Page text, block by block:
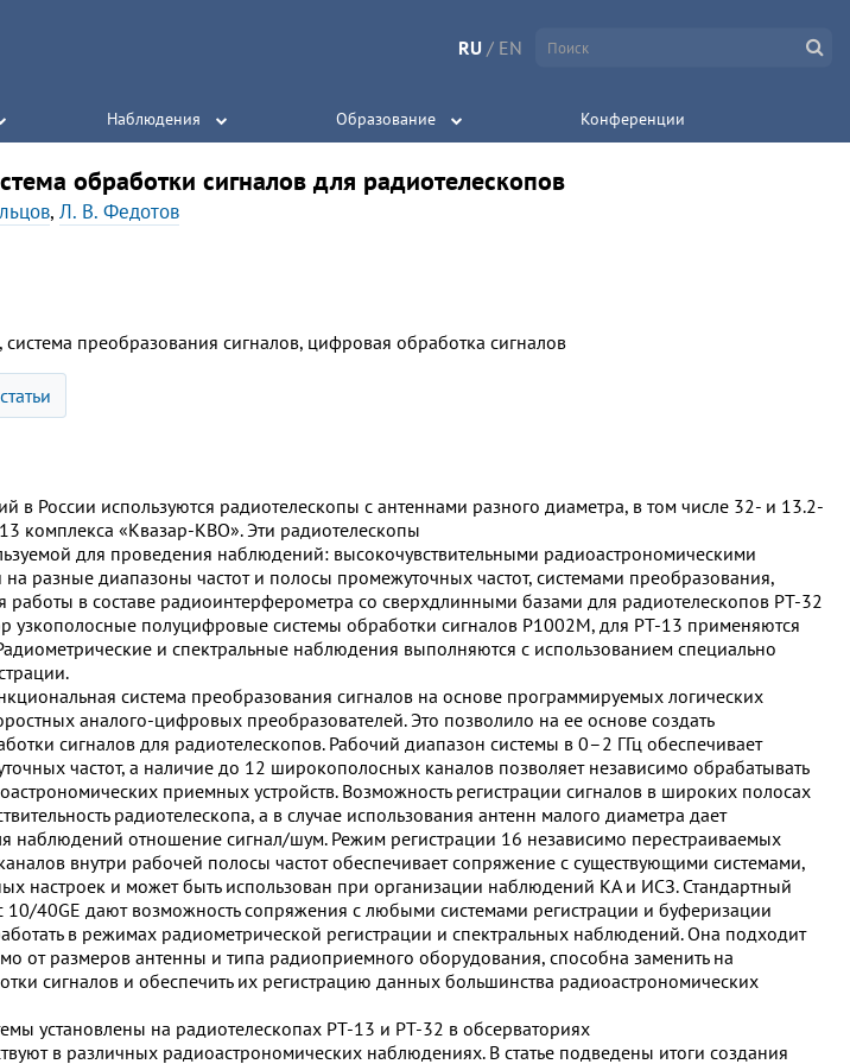
RU / EN
Наблюдения Образование Конференции
обработки сигналов для радиотелескопов
, Л. В. Федотов
преобразования сигналов, цифровая обработка сигналов
в России используются радиотелескопы с антеннами разного диаметра, в том числе 32- и 13.2-
комплекса «Квазар-КВО». Эти радиотелескопы
для проведения наблюдений: высокочувствительными радиоастрономическими
разные диапазоны частот и полосы промежуточных частот, системами преобразования,
работы в составе радиоинтерферометра со сверхдлинными базами для радиотелескопов РТ-32
узкополосные полуцифровые системы обработки сигналов Р1002М, для РТ-13 применяются
и спектральные наблюдения выполняются с использованием специально
система преобразования сигналов на основе программируемых логических
аналого-цифровых преобразователей. Это позволило на ее основе создать
сигналов для радиотелескопов. Рабочий диапазон системы в 0–2 ГГц обеспечивает
частот, а наличие до 12 широкополосных каналов позволяет независимо обрабатывать
приемных устройств. Возможность регистрации сигналов в широких полосах
радиотелескопа, а в случае использования антенн малого диаметра дает
наблюдений отношение сигнал/шум. Режим регистрации 16 независимо перестраиваемых
внутри рабочей полосы частот обеспечивает сопряжение с существующими системами,
настроек и может быть использован при организации наблюдений КА и ИСЗ. Стандартный
40GE дают возможность сопряжения с любыми системами регистрации и буферизации
в режимах радиометрической регистрации и спектральных наблюдений. Она подходит
от размеров антенны и типа радиоприемного оборудования, способна заменить на
сигналов и обеспечить их регистрацию данных большинства радиоастрономических
установлены на радиотелескопах РТ-13 и РТ-32 в обсерваториях
в различных радиоастрономических наблюдениях. В статье подведены итоги создания